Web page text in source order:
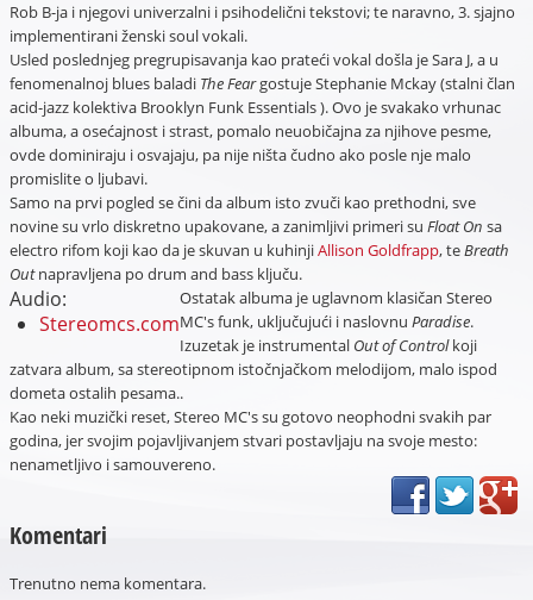
Rob B-ja i njegovi univerzalni i psihodelični tekstovi; te naravno, 3. sjajno
implementirani ženski soul vokali.
Usled poslednjeg pregrupisavanja kao prateći vokal došla je Sara J, a u
fenomenalnoj blues baladi The Feargostuje Stephanie Mckay (stalni član
acid-jazz kolektiva Brooklyn Funk Essentials ). Ovo je svakako vrhunac
albuma, a osećajnost i strast, pomalo neuobičajna za njihove pesme,
ovde dominiraju i osvajaju, pa nije ništa čudno ako posle nje malo
promislite o ljubavi.
Samo na prvi pogled se čini da album isto zvuči kao prethodni, sve
novine su vrlo diskretno upakovane, a zanimljivi primeri su Float On sa
electro rifom koji kao da je skuvan u kuhinjiAllison Goldfrapp, teBreath
Outnapravljena po drum and bass ključu.
Audio:
Stereomcs.com
Ostatak albuma je uglavnom klasičan Stereo
MC's funk, uključujući i naslovnu Paradise.
Izuzetak je instrumental Out of Controlkoji
zatvara album, sa stereotipnom istočnjačkom melodijom, malo ispod
dometa ostalih pesama..
Kao neki muzički reset, Stereo MC's su gotovo neophodni svakih par
godina, jer svojim pojavljivanjem stvari postavljaju na svoje mesto:
nenametljivo i samouvereno.
Komentari
Trenutno nema komentara.